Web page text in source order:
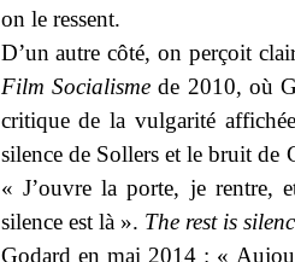
on le ressent.
D’un autre côté, on perçoit
Film Socialismede 2010, où
critique de la vulgarité
silence de Sollers et le bruit de
« J’ouvre la porte, je rentre,
silence est là ». The rest is
Godard en mai 2014 : «